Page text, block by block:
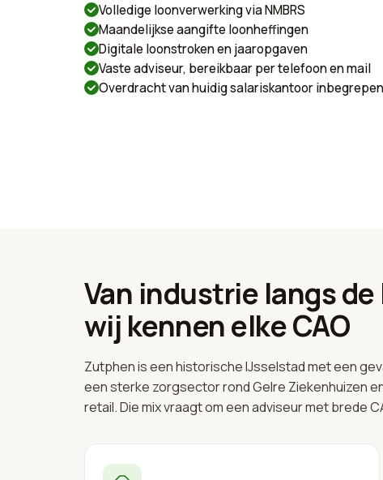
Volledige loonverwerking via NMBRS
Maandelijkse aangifte loonheffingen
Digitale loonstroken en jaaropgaven
Vaste adviseur, bereikbaar per telefoon en mail
Overdracht van huidig salariskantoor inbegrepen
Van industrie langs
wij kennen elke CAO
Zutphen is een historische IJsselstad met een
een sterke zorgsector rond Gelre Ziekenhuizen
retail. Die mix vraagt om een adviseur met brede